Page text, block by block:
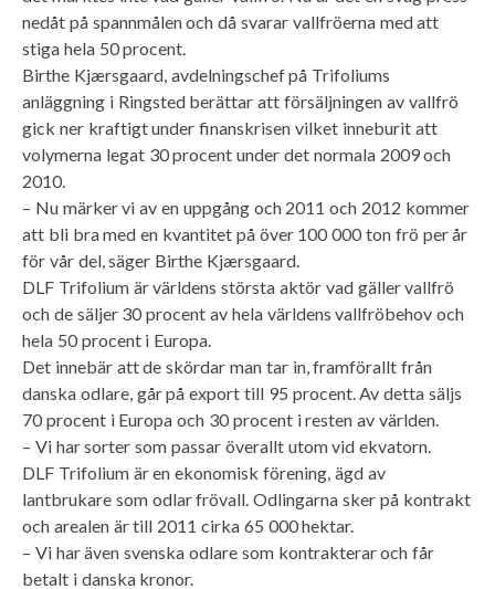
nedåt på spannmålen och då svarar vallfröerna med att
stiga hela 50 procent.
Birthe Kjærsgaard, avdelningschef på Trifoliums
anläggning i Ringsted berättar att försäljningen av vallfrö
gick ner kraftigt under finanskrisen vilket inneburit att
volymerna legat 30 procent under det normala 2009 och
2010.
– Nu märker vi av en uppgång och 2011 och 2012 kommer
att bli bra med en kvantitet på över 100 000 ton frö per år
för vår del, säger Birthe Kjærsgaard.
DLF Trifolium är världens största aktör vad gäller vallfrö
och de säljer 30 procent av hela världens vallfröbehov och
hela 50 procent i Europa.
Det innebär att de skördar man tar in, framförallt från
danska odlare, går på export till 95 procent. Av detta säljs
70 procent i Europa och 30 procent i resten av världen.
– Vi har sorter som passar överallt utom vid ekvatorn.
DLF Trifolium är en ekonomisk förening, ägd av
lantbrukare som odlar frövall. Odlingarna sker på kontrakt
och arealen är till 2011 cirka 65 000 hektar.
– Vi har även svenska odlare som kontrakterar och får
betalt i danska kronor.